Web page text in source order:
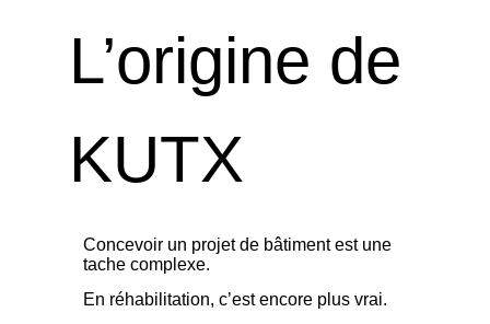
L’origine de
KUTX
Concevoir un projet de bâtiment est une
tache complexe.
En réhabilitation, c’est encore plus vrai.